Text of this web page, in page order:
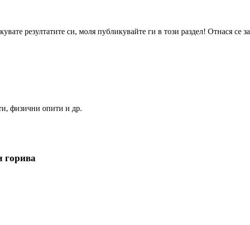
резултатите си, моля публикувайте ги в този раздел! Отнася се за
физични опити и др.
горива